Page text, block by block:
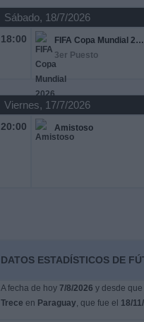
Sábado, 18/7/2026
18:00
FIFA Copa Mundial 2026
3er Puesto
Viernes, 17/7/2026
20:00 Amistoso
DATOS ESTADÍSTICOS DE
A fecha de hoy 7/8/2026 y desde
Trece en Paraguay, que fue el 18/